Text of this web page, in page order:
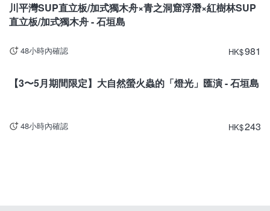
川平灣SUP直立板/加式獨木舟×青之洞窟浮潛×紅樹林SUP
直立板/加式獨木舟 - 石垣島
48小時內確認 HK$981
【3〜5月期間限定】大自然螢火蟲的「燈光」匯演 - 石垣島
48小時內確認 HK$243